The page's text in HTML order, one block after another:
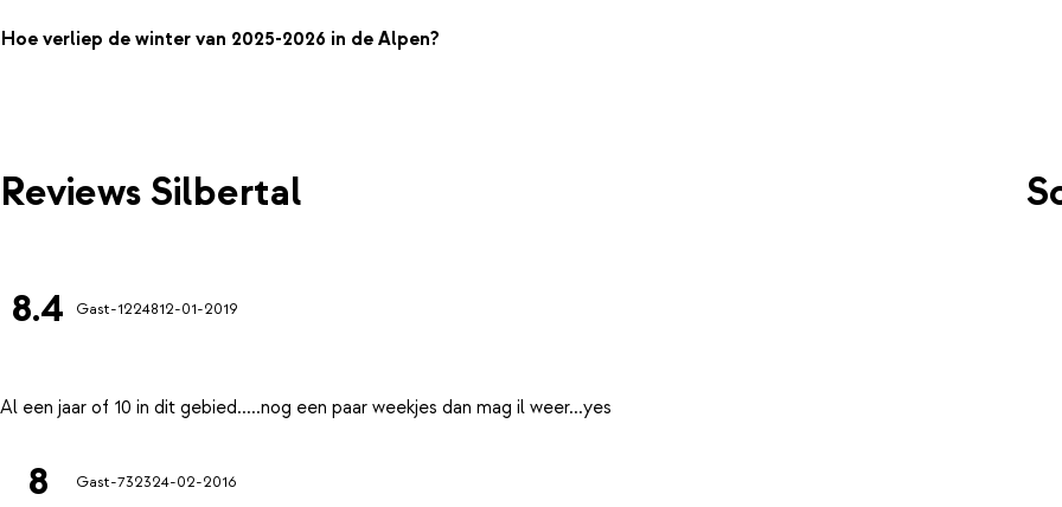
Hoe verliep de winter van 2025-2026 in de Alpen?
Reviews Silbertal
8.4 Gast-1224812-01-2019
8 Gast-732324-02-2016